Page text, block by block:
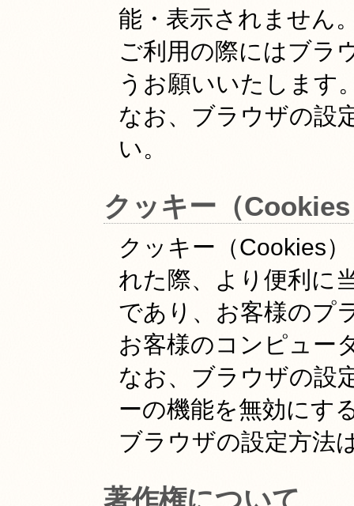
能・表示されません
ご利用の際にはブラ
うお願いいたします
なお、ブラウザの設
い。
クッキー（
クッキー（Cookies
れた際、より便利に
であり、お客様のプ
お客様のコンピュー
なお、ブラウザの設
ーの機能を無効にす
ブラウザの設定方法
著作権について